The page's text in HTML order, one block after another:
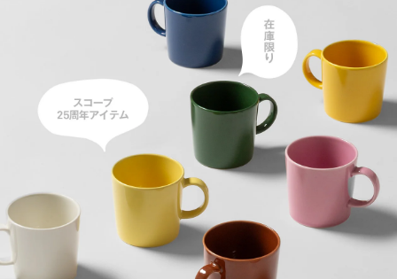
プレート 15cm
プレート 23cm
スクエアプレート12×12